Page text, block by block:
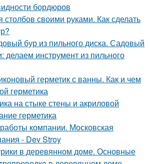
бордюров
своими руками. Как сделать
бур из пильного диска. Садовый
делаем инструмент из пильного
герметик с ванны. Как и чем
герметика
на стыке стены и акриловой
герметика
компании. Московская
- Dev Stroy
в деревянном доме. Основные